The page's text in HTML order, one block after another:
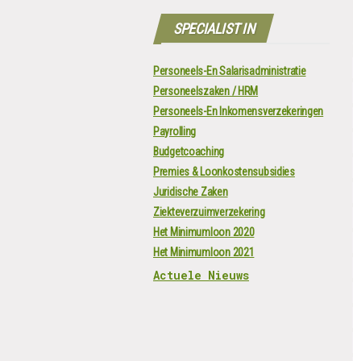
SPECIALIST IN
Personeels-En Salarisadministratie
Personeelszaken / HRM
Personeels-En Inkomensverzekeringen
Payrolling
Budgetcoaching
Premies & Loonkostensubsidies
Juridische Zaken
Ziekteverzuimverzekering
Het Minimumloon 2020
Het Minimumloon 2021
Actuele Nieuws